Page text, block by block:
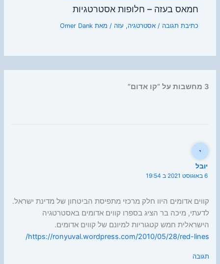
חמאס בעזה – חלופות אסטרטגיות
כתיבת תגובה /אסטרטגיה, עזה / מאתOmer Dank
3 מחשבות על “קו אדום”
יובל
6 באוגוסט 2021 ב 19:54
קווים אדומים היוו חלק מרכזי מתפיסת הביטחון של מדינת ישראל.
לדעתי, מיכה בר הציג בספרו קווים אדומים באסטרטגיה
הישראלית חמש קטגוריות למיונם של קווים אדומים.
https://ronyuval.wordpress.com/2010/05/28/red-lines/
תגובה